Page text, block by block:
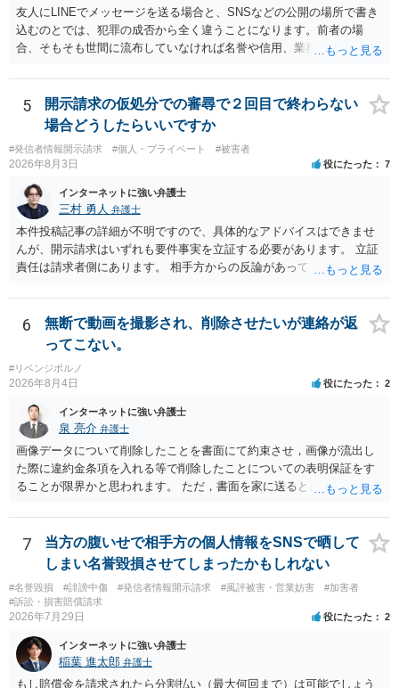
友人にLINEでメッセージを送る場合と、SNSなどの公開の場所で書き
込むのとでは、犯罪の成否から全く違うことになります。前者の場
合、そもそも世間に流布していなければ名誉や信用、業務にかかる犯
5
開示請求の仮処分での審尋で２回目で終わらない
場合どうしたらいいですか
#発信者情報開示請求 #個人・プライベート #被害者
2026年8月3日 役にたった 7
インターネットに強い弁護士
三村 勇人 弁護士
本件投稿記事の詳細が不明ですので、具体的なアドバイスはできませ
んが、開示請求はいずれも要件事実を立証する必要があります。 立証
責任は請求者側にあります。 相手方からの反論があっても、裁判官が
方が口頭で反論したのは、仮処分は迅速性が要求されるためです。 書
面での反論となれば、より遅延する可能性がございます。 また、本件
はXのため、APのIPアドレスの保存期間の問題もございます。 開示請
求は法律知識が不可欠ですが、それだけでは足りず、実務を踏まえた
方法を選択することが重要です。
6
無断で動画を撮影され、削除させたいが連絡が返
ってこない。
#リベンジポルノ
2026年8月4日 役にたった 2
インターネットに強い弁護士
泉 亮介 弁護士
画像データについて削除したことを書面にて約束させ，画像が流出し
た際に違約金条項を入れる等で削除したことについての表明保証をす
ることが限界かと思われます。 ただ，書面を家に送ると家族に不貞行
除等を求めることは避けたほうが良いかと思われます。
7
当方の腹いせで相手方の個人情報をSNSで晒して
しまい名誉毀損させてしまったかもしれない
#名誉毀損 #誹謗中傷 #発信者情報開示請求 #風評被害・営業妨害
#加害者
#訴訟・損害賠償請求
2026年7月29日 役にたった 2
インターネットに強い弁護士
稲葉 進太郎 弁護士
もし賠償金を請求されたら分割払い（最大何回まで）は可能でしょう